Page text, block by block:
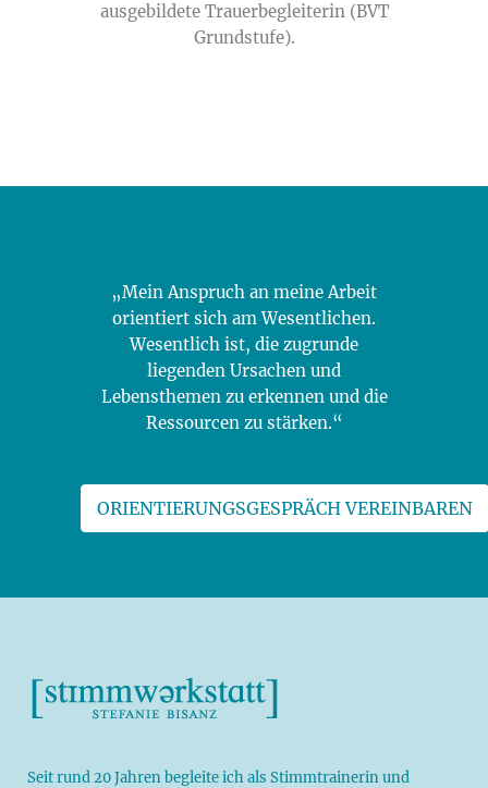
ausgebildete Trauerbegleiterin (BVT
Grundstufe).
„Mein Anspruch an meine Arbeit
orientiert sich am Wesentlichen.
Wesentlich ist, die zugrunde
liegenden Ursachen und
Lebensthemen zu erkennen und die
Ressourcen zu stärken.“
ORIENTIERUNGSGESPRÄCH VEREINBAREN
Seit rund 20 Jahren begleite ich als Stimmtrainerinund